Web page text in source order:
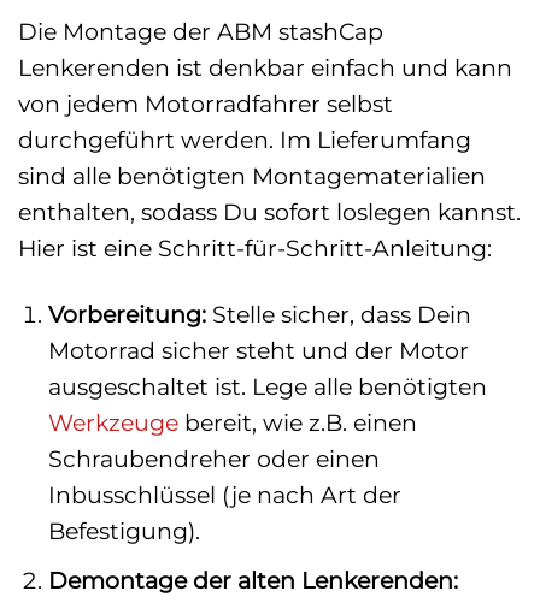
Die Montage der ABM stashCap
Lenkerenden ist denkbar einfach und kann
von jedem Motorradfahrer selbst
durchgeführt werden. Im Lieferumfang
sind alle benötigten Montagematerialien
enthalten, sodass Du sofort loslegen kannst.
Hier ist eine Schritt-für-Schritt-Anleitung:
Vorbereitung:Stelle sicher, dass Dein
Motorrad sicher steht und der Motor
ausgeschaltet ist. Lege alle benötigten
Werkzeugebereit, wie z.B. einen
Schraubendreher oder einen
Inbusschlüssel (je nach Art der
Befestigung).
Demontage der alten Lenkerenden: